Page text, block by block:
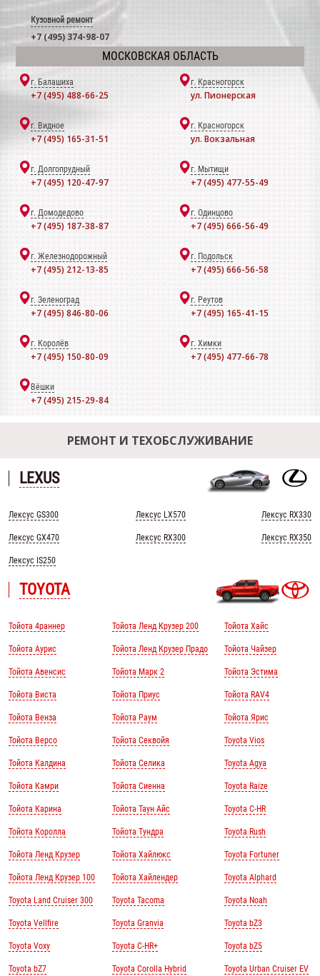
Кузовной ремонт
+7 (495) 374-98-07
МОСКОВСКАЯ ОБЛАСТЬ
г. Балашиха
+7 (495) 488-66-25
г. Красногорск
ул. Пионерская
г. Видное
+7 (495) 165-31-51
г. Красногорск
ул. Вокзальная
г. Долгопрудный
+7 (495) 120-47-97
г. Мытищи
+7 (495) 477-55-49
г. Домодедово
+7 (495) 187-38-87
г. Одинцово
+7 (495) 666-56-49
г. Железнодорожный
+7 (495) 212-13-85
г. Подольск
+7 (495) 666-56-58
г. Зеленоград
+7 (495) 846-80-06
г. Реутов
+7 (495) 165-41-15
г. Королёв
+7 (495) 150-80-09
г. Химки
+7 (495) 477-66-78
Вёшки
+7 (495) 215-29-84
РЕМОНТ И ТЕХОБСЛУЖИВАНИЕ
LEXUS
Лексус GS300
Лексус GX470
Лексус IS250
Лексус LX570
Лексус RX300
Лексус RX330
Лексус RX350
TOYOTA
Тойота 4раннер
Тойота Аурис
Тойота Авенсис
Тойота Виста
Тойота Венза
Тойота Версо
Тойота Калдина
Тойота Камри
Тойота Карина
Тойота Королла
Тойота Ленд Крузер
Тойота Ленд Крузер 100
Toyota Land Cruiser 300
Toyota Vellfire
Toyota Voxy
Toyota bZ7
Тойота Ленд Крузер 200
Тойота Ленд Крузер Прадо
Тойота Марк 2
Тойота Приус
Тойота Раум
Тойота Секвойя
Тойота Селика
Тойота Сиенна
Тойота Таун Айс
Тойота Тундра
Тойота Хайлюкс
Тойота Хайлендер
Toyota Tacoma
Toyota Granvia
Toyota C-HR+
Toyota Corolla Hybrid
Тойота Хайс
Тойота Чайзер
Тойота Эстима
Тойота RAV4
Тойота Ярис
Toyota Vios
Toyota Agya
Toyota Raize
Toyota C-HR
Toyota Rush
Toyota Fortuner
Toyota Alphard
Toyota Noah
Toyota bZ3
Toyota bZ5
Toyota Urban Cruiser EV